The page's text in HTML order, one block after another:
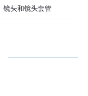
镜头和镜头套管